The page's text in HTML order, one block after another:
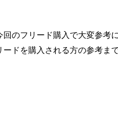
のフリード購入で大変参考
ドを購入される方の参考ま